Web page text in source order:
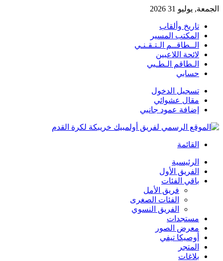
الجمعة, يوليو 31 2026
تاريخ وألقاب
المكتب المسير
الــطاقــم الـتـقـنـي
لائحة اللاعبين
الـطاقم الـطـبي
حسابي
تسجيل الدخول
مقال عشوائي
إضافة عمود جانبي
القائمة
الرئيسية
الفريق الأول
باقي الفئات
فريق الأمل
الفئات الصغرى
الفريق النسوي
مستجدات
معرض الصور
أوصيكا تيفي
المتجر
بلاغات